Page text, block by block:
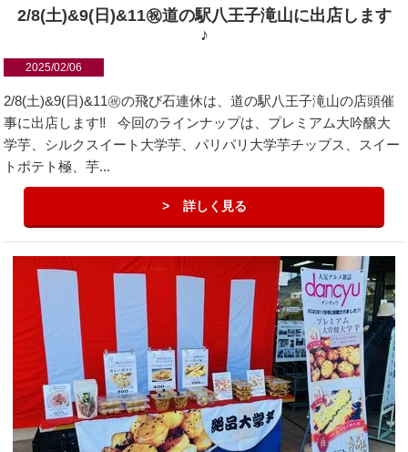
2/8(土)&9(日)&11㊗︎道の駅八王子滝山に出店します
♪
2025/02/06
2/8(土)&9(日)&11㊗︎の飛び石連休は、道の駅八王子滝山の店頭催
事に出店します‼️ 今回のラインナップは、プレミアム大吟醸大
学芋、シルクスイート大学芋、パリパリ大学芋チップス、スイー
トポテト極、芋...
詳しく見る